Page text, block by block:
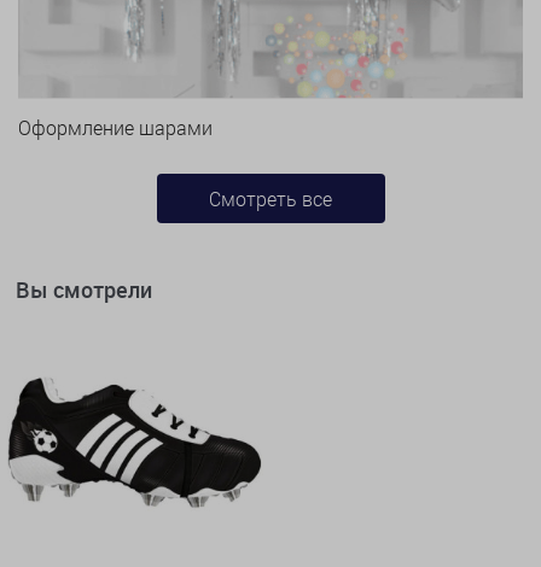
Оформление шарами
Смотреть все
Вы смотрели